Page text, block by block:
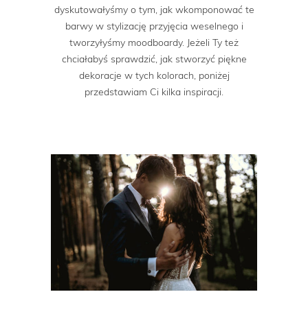
dyskutowałyśmy o tym, jak wkomponować te
barwy w stylizację przyjęcia weselnego i
tworzyłyśmy moodboardy. Jeżeli Ty też
chciałabyś sprawdzić, jak stworzyć piękne
dekoracje w tych kolorach, poniżej
przedstawiam Ci kilka inspiracji.